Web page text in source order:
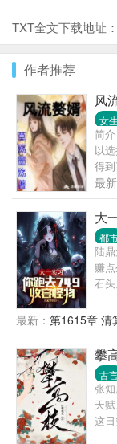
TXT全文下载地址：
作者推荐
风
女生
简
以
得
婿
我
最新
大
都
陆
赚
石
监
有
陆
死
物
只
749
们
最新： 第1615章 清
寸土不留！
攀
古
张
天
这